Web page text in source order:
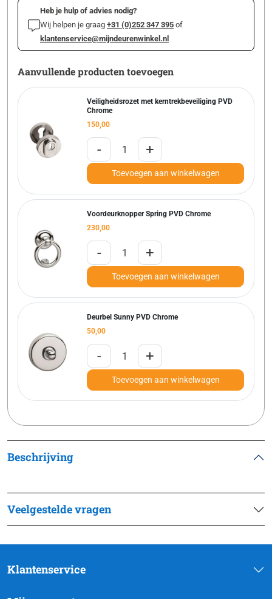
Heb je hulp of advies nodig?
Wij helpen je graag +31 (0)252 347 395 of
klantenservice@mijndeurenwinkel.nl
Aanvullende producten toevoegen
Veiligheidsrozet met kerntrekbeveiliging PVD
Chrome
150,00
- +
Toevoegen aan winkelwagen
Voordeurknopper Spring PVD Chrome
230,00
- +
Toevoegen aan winkelwagen
Deurbel Sunny PVD Chrome
50,00
- +
Toevoegen aan winkelwagen
Beschrijving
Veelgestelde vragen
Klantenservice